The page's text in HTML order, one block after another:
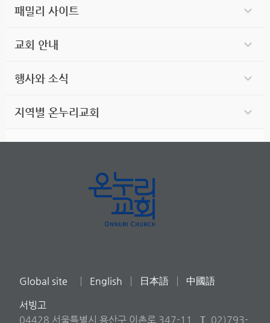
패밀리 사이트
교회 안내
행사와 소식
지역별 온누리교회
Global site English 日本語 中國語
서빙고
04428 서울특별시 용산구 이촌로 347-11
T 02)793-